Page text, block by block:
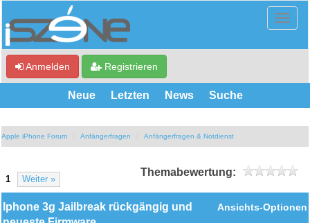
Anmelden Registrieren
Neue Letzten News Suche
Apple iPhone Forum Anfängerfragen Anfängerfragen & Notdienst
1 Weiter »
Themabewertung:
Ansichts-Optionen
Iphone 3g Jailbreak rückgängig und